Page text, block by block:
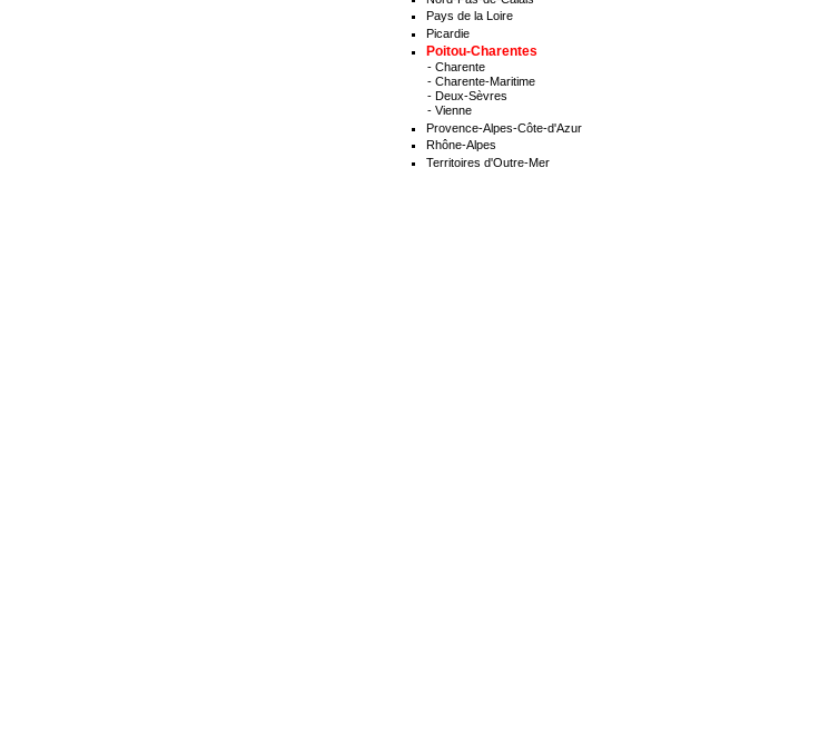
Pays de la Loire
Picardie
Poitou-Charentes
- Charente
- Charente-Maritime
- Deux-Sèvres
- Vienne
Provence-Alpes-Côte-d'Azur
Rhône-Alpes
Territoires d'Outre-Mer